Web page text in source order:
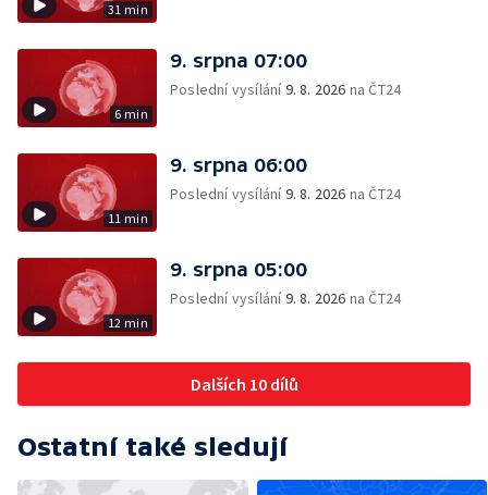
31 min
6 min
9. srpna 07:00
Poslední vysílání9. 8. 2026 na ČT24
11 min
9. srpna 06:00
Poslední vysílání9. 8. 2026 na ČT24
12 min
9. srpna 05:00
Poslední vysílání9. 8. 2026 na ČT24
Dalších 10 dílů
Ostatní také sledují